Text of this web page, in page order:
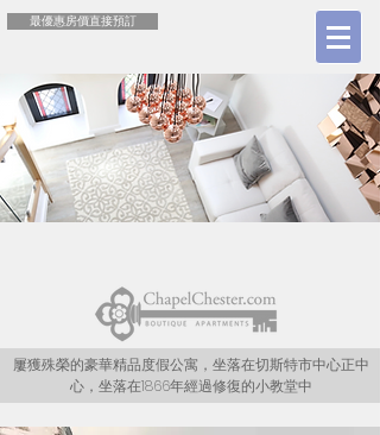
最優惠房價直接預訂
屢獲殊榮的豪華精品度假公寓，坐落在切斯特市中心正中
心，坐落在1866年經過修復的小教堂中